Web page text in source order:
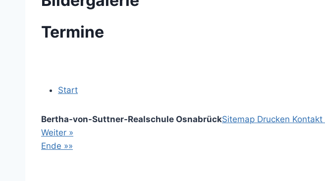
Termine
Start
Bertha-von-Suttner-Realschule OsnabrückSitemap Drucken Kontakt
Weiter »
Ende »»